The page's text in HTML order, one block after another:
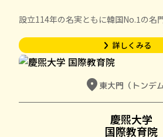
設立114年の名実ともに韓国No.1の名
arrow_forward_ios 詳しくみる
location_on 東大門（トンデ
慶煕大学
国際教育院